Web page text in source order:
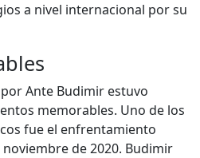
a nivel internacional por su
Ante Budimir estuvo
memorables. Uno de los
fue el enfrentamiento
de 2020. Budimir